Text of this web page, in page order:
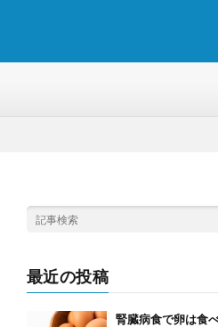
最近の投稿
腎臓病食で卵は食